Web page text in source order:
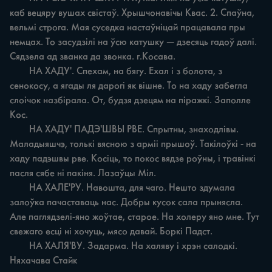
каб вецяру вушах свістаў. Хрышчонавічы Квас. 2. Спаўна,
вельмі строга. Мая суседка настаўніцай працавала пры
немцах. То засудзілі на ўсю катушку — дзесяць гадоў далі.
Сядзела ад званка да звонка. г.Косава.
сенокосу, а ягады ля дарогі як вішне. То на хаду забегла
слоічок назбірала. От, будзя дзецям на піражкі. Заполле
Кос.
Маладыяшчэ, толькі вясною з арміі прышоў. Такілоўкі - на
хаду падэшвы рве. Косіць, то покос вядзе роўны, i травінкі
пасля сябе ні пакіня. Лазаўцы Міл.
залоўка пачаставаць нас. Добры кусок сала прынясла.
Але паглядзелі-яно жоўтае, старое. На холеру яно мне. Тут
свежаго есці ні хочуць, мясо давай. Боркі Падст.
Няхачава Стайк